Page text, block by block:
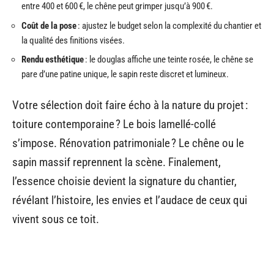
entre 400 et 600 €, le chêne peut grimper jusqu’à 900 €.
Coût de la pose: ajustez le budget selon la complexité du chantier et
la qualité des finitions visées.
Rendu esthétique: le douglas affiche une teinte rosée, le chêne se
pare d’une patine unique, le sapin reste discret et lumineux.
Votre sélection doit faire écho à la nature du projet :
toiture contemporaine ? Le bois lamellé-collé
s’impose. Rénovation patrimoniale ? Le chêne ou le
sapin massif reprennent la scène. Finalement,
l’essence choisie devient la signature du chantier,
révélant l’histoire, les envies et l’audace de ceux qui
vivent sous ce toit.